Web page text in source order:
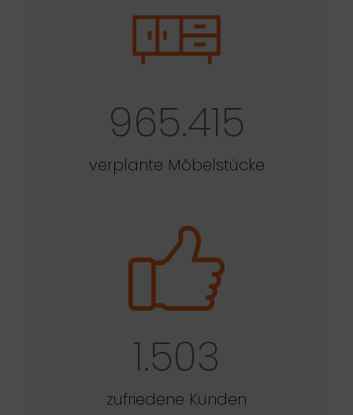
965.415
verplante Möbelstücke
1.503
zufriedene Kunden